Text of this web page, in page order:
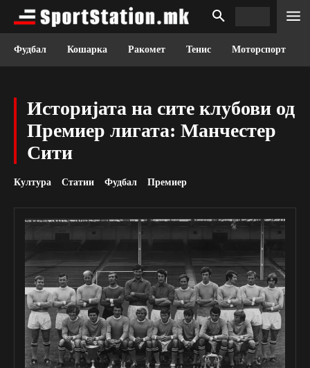
Фудбал Кошарка Ракомет Тенис Моторспорт
Историјата на сите клубови од
Премиер лигата: Манчестер
Сити
Култура Статии Фудбал Премиер